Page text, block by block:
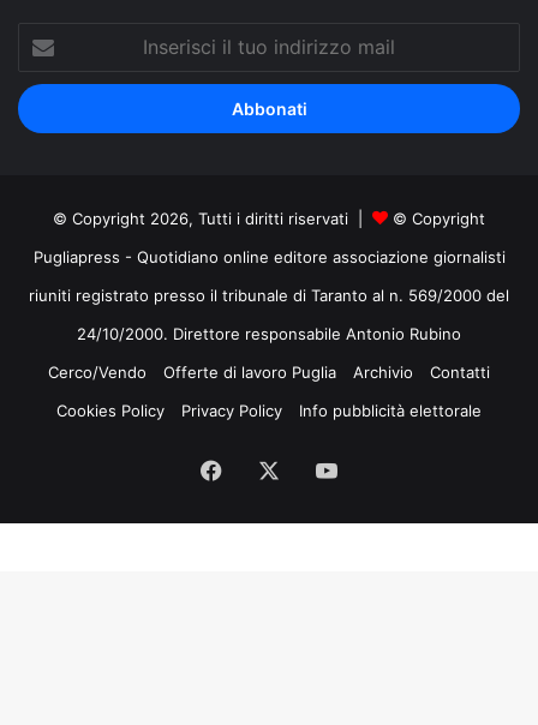
tuo
indirizzo
mail
© Copyright 2026, Tutti i diritti riservati |
© Copyright
Pugliapress - Quotidiano online editore associazione giornalisti
riuniti registrato presso il tribunale di Taranto al n. 569/2000 del
24/10/2000. Direttore responsabile Antonio Rubino
Cerco/Vendo
Offerte di lavoro Puglia Archivio
Contatti
Cookies Policy
Privacy Policy Info pubblicità elettorale
Facebook
Tube